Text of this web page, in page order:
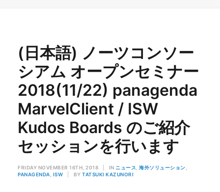
(日本語) ノーツコンソー
シアム オープンセミナー
2018(11/22) panagenda
MarvelClient / ISW
Kudos Boards のご紹介
セッションを行います
FRIDAY NOVEMBER 16TH, 2018 IN ニュース 海外ソリューション
PANAGENDA ISW BY TATSUKI KAZUNORI